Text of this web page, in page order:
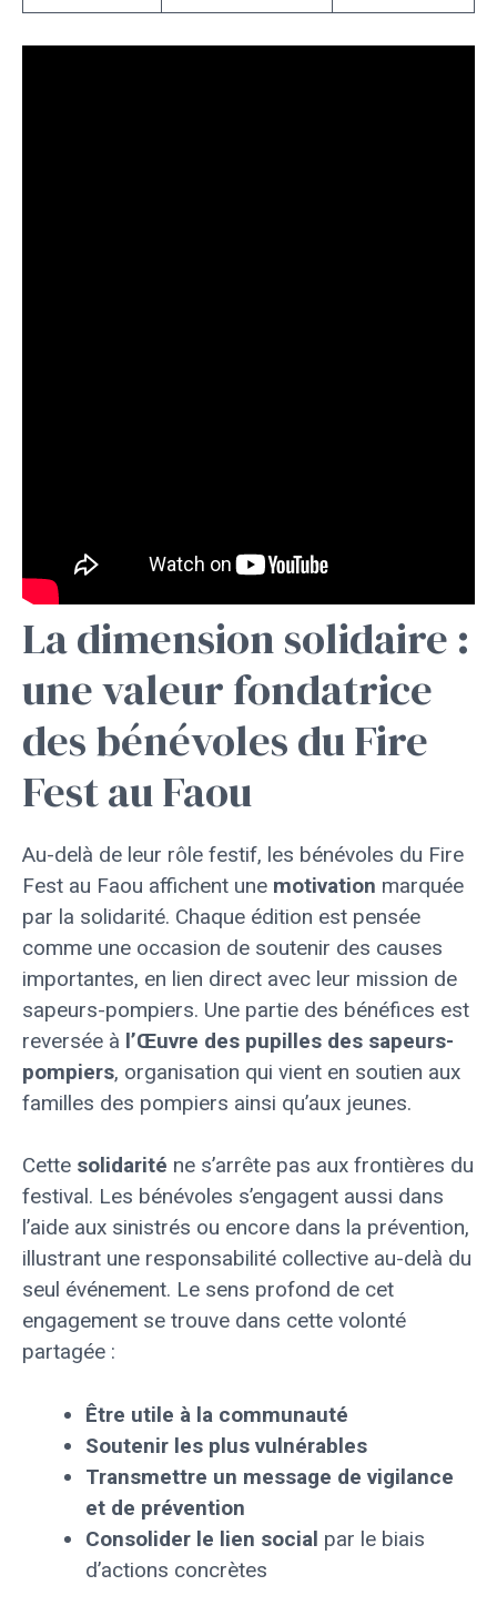
La dimension solidaire :
une valeur fondatrice
des bénévoles du Fire
Fest au Faou
Au-delà de leur rôle festif, les bénévoles du Fire
Fest au Faou affichent une motivation marquée
par la solidarité. Chaque édition est pensée
comme une occasion de soutenir des causes
importantes, en lien direct avec leur mission de
sapeurs-pompiers. Une partie des bénéfices est
reversée à l’Œuvre des pupilles des sapeurs-
pompiers, organisation qui vient en soutien aux
familles des pompiers ainsi qu’aux jeunes.
Cette solidarité ne s’arrête pas aux frontières du
festival. Les bénévoles s’engagent aussi dans
l’aide aux sinistrés ou encore dans la prévention,
illustrant une responsabilité collective au-delà du
seul événement. Le sens profond de cet
engagement se trouve dans cette volonté
partagée :
Être utile à la communauté
Soutenir les plus vulnérables
Transmettre un message de vigilance
et de prévention
Consolider le lien social par le biais
d’actions concrètes